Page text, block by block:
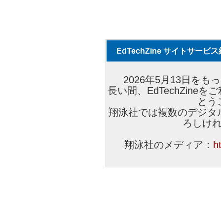
EdTechZine サイトサービス
2026年5月13日をも
長い間、EdTechZineを
とう
翔泳社では複数のデジ
ろしけ
翔泳社のメディア：